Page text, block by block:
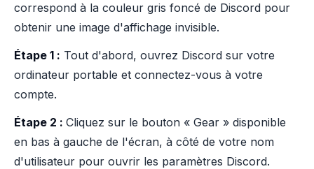
correspond à la couleur gris foncé de Discord pour
obtenir une image d'affichage invisible.
Étape 1 : Tout d'abord, ouvrez Discord sur votre
ordinateur portable et connectez-vous à votre
compte.
Étape 2 : Cliquez sur le bouton « Gear » disponible
en bas à gauche de l'écran, à côté de votre nom
d'utilisateur pour ouvrir les paramètres Discord.